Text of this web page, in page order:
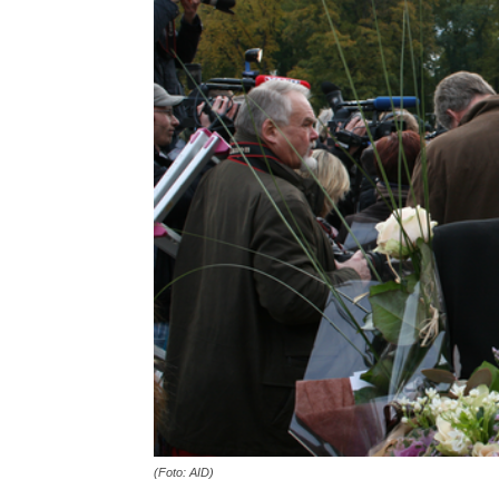
(Foto: AID)